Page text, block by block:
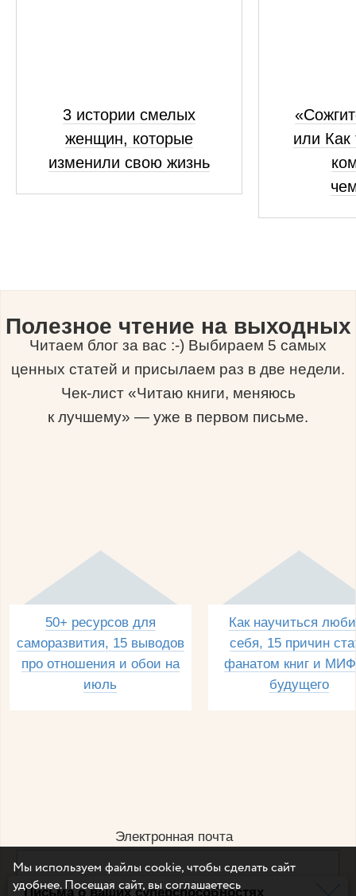
Письма о ваших суперспособностях
3 истории смелых
женщин, которые
изменили свою жизнь
или Как
Полезное чтение на выходных
Читаем блог за вас :-) Выбираем 5 самых
ценных статей и присылаем раз в две недели.
Чек-лист «Читаю книги, меняюсь
к лучшему» — уже в первом письме.
50+ ресурсов для
саморазвития, 15 выводов
про отношения и обои на
июль
Как научиться
себя, 15 причин
фанатом книг и
будущего
Электронная почта
Например, dulsineya@gmail.com
Мы используем файлы cookie, чтобы сделать сайт
удобнее. Посещая сайт, вы соглашаетесь